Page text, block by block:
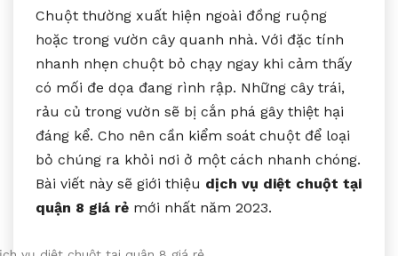
Chuột thường xuất hiện ngoài đồng ruộng
hoặc trong vườn cây quanh nhà. Với đặc tính
nhanh nhẹn chuột bỏ chạy ngay khi cảm thấy
có mối đe dọa đang rình rập. Những cây trái,
rảu củ trong vườn sẽ bị cắn phá gây thiệt hại
đáng kể. Cho nên cần kiểm soát chuột để loại
bỏ chúng ra khỏi nơi ở một cách nhanh chóng.
Bài viết này sẽ giới thiệu dịch vụ diệt chuột tại
quận 8 giá rẻ mới nhất năm 2023.